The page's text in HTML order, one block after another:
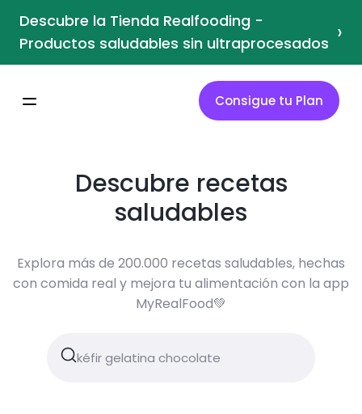
Descubre la Tienda Realfooding -
Productos saludables sin ultraprocesados ›
Consigue tu Plan
Descubre recetas
saludables
Explora más de 200.000 recetas saludables, hechas
con comida real y mejora tu alimentación con la app
MyRealFood💚